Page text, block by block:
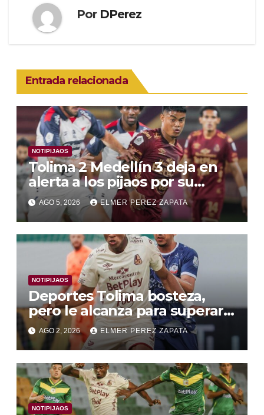
Por DPerez
Entrada relacionada
NOTIPIJAOS
Tolima 2 Medellín 3 deja en
alerta a los pijaos por su
fútbol irregular
AGO 5, 2026 ELMER PEREZ ZAPATA
NOTIPIJAOS
Deportes Tolima bosteza,
pero le alcanza para superar a
Alianza Valledupar 2 A 1
AGO 2, 2026 ELMER PEREZ ZAPATA
NOTIPIJAOS